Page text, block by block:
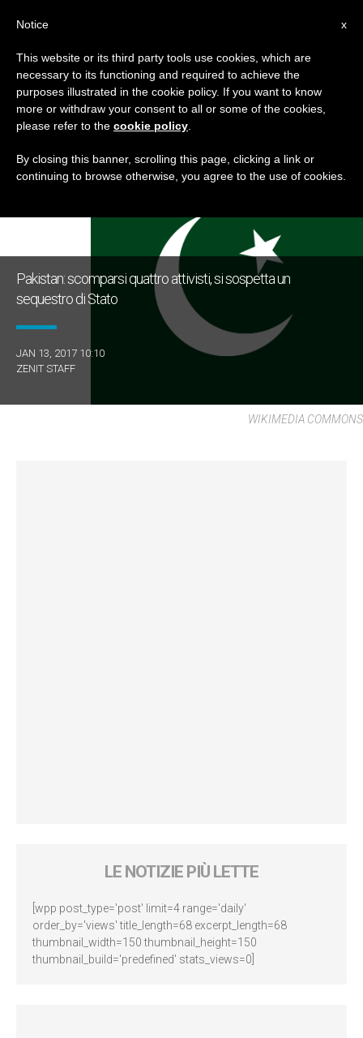
TAG
Posts Tagged ‘blogger’
ULTIME NOTIZIE
Pakistan: scomparsi quattro attivisti, si sospetta un
sequestro di Stato
JAN 13, 2017 10:10
ZENIT STAFF
WIKIMEDIA COMMONS
LE NOTIZIE PIÙ LETTE
[wpp post_type='post' limit=4 range='daily'
order_by='views' title_length=68 excerpt_length=68
thumbnail_width=150 thumbnail_height=150
thumbnail_build='predefined' stats_views=0]
x
Notice
This website or its third party tools use cookies, which are
necessary to its functioning and required to achieve the
purposes illustrated in the cookie policy. If you want to know
more or withdraw your consent to all or some of the cookies,
please refer to the cookie policy
By closing this banner, scrolling this page, clicking a link or
continuing to browse otherwise, you agree to the use of cookies.